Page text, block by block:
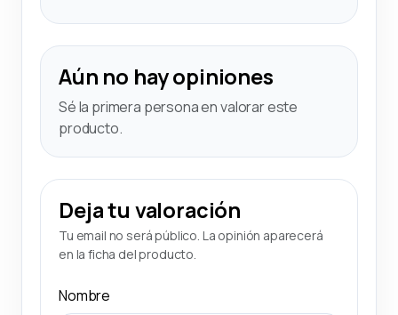
Aún no hay opiniones
Sé la primera persona en valorar este
producto.
Deja tu valoración
Tu email no será público. La opinión aparecerá
en la ficha del producto.
Nombre